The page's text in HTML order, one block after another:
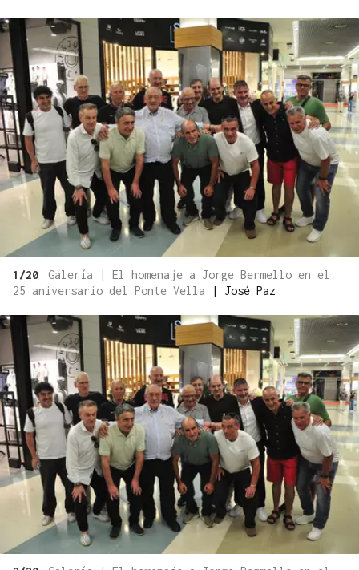
1/20
Galería | El homenaje a Jorge Bermello en el
25 aniversario del Ponte Vella
| José Paz